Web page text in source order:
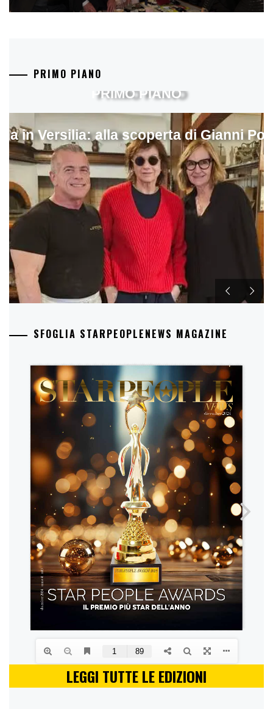
PRIMO PIANO
in Versilia: alla scoperta di Gianni
PRIMO PIANO
SFOGLIA STARPEOPLENEWS MAGAZINE
LEGGI TUTTE LE EDIZIONI